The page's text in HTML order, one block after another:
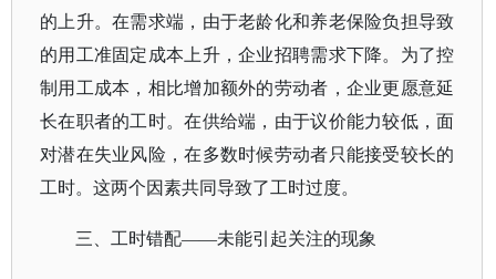
的上升。在需求端，由于老龄化和养老保险负担导致
的用工准固定成本上升，企业招聘需求下降。为了控
制用工成本，相比增加额外的劳动者，企业更愿意延
长在职者的工时。在供给端，由于议价能力较低，面
对潜在失业风险，在多数时候劳动者只能接受较长的
工时。这两个因素共同导致了工时过度。
三、工时错配——未能引起关注的现象